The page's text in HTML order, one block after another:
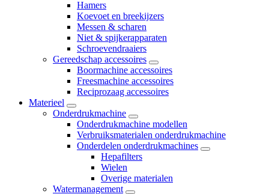
Hamers
Koevoet en breekijzers
Messen & scharen
Niet & spijkerapparaten
Schroevendraaiers
Gereedschap accessoires
Boormachine accessoires
Freesmachine accessoires
Reciprozaag accessoires
Materieel
Onderdrukmachine
Onderdrukmachine modellen
Verbruiksmaterialen onderdrukmachine
Onderdelen onderdrukmachines
Hepafilters
Wielen
Overige materialen
Watermanagement